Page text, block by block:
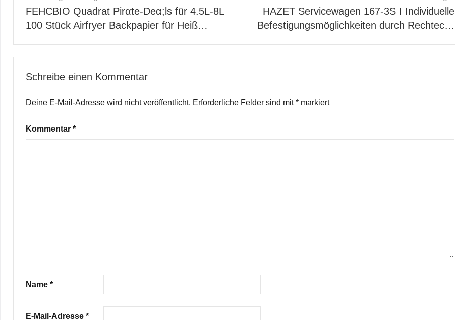
FEHCBIO Quadrat Pirαtе-Dеα;ls für 4.5L-8L
100 Stück Airfryer Backpapier für Heiß…
HAZET Servicewagen 167-3S I Individuelle
Befestigungsmöglichkeiten durch Rechtec…
Schreibe einen Kommentar
Deine E-Mail-Adresse wird nicht veröffentlicht. Erforderliche Felder sind mit* markiert
Kommentar *
Name *
E-Mail-Adresse *